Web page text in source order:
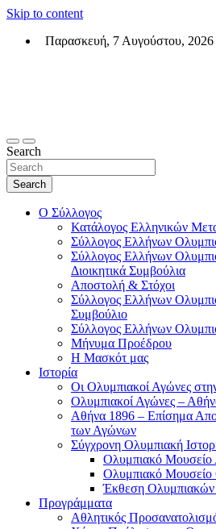
Skip to content
Παρασκευή, 7 Αυγούστου, 2026
Search
Search
Ο Σύλλογος
Κατάλογος Ελληνικών
Σύλλογος Ελλήνων
Σύλλογος Ελλήνων
Διοικητικά Συμβούλια
Αποστολή & Στόχοι
Σύλλογος Ελλήνων
Συμβούλιο
Σύλλογος Ελλήνων
Μήνυμα Προέδρου
Η Μασκότ μας
Ιστορία
Οι Ολυμπιακοί Αγώνες
Ολυμπιακοί Αγώνες –
Αθήνα 1896 – Επίσημα
των Αγώνων
Σύγχρονη Ολυμπιακή
Ολυμπιακό Μουσείο
Ολυμπιακό Μουσείο
Έκθεση Ολυμπιακών
Προγράμματα
Αθλητικός